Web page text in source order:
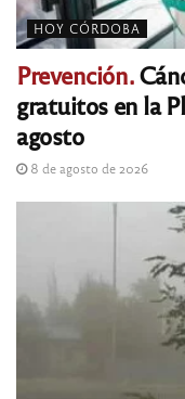
HOY CÓRDOBA
Prevención.
gratuitos en la
agosto
8 de agosto de 2026